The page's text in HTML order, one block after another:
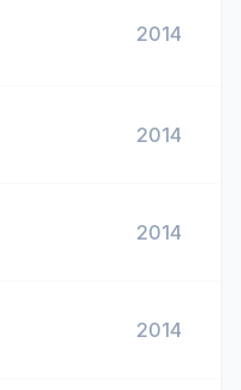
2014
2014
2014
2014